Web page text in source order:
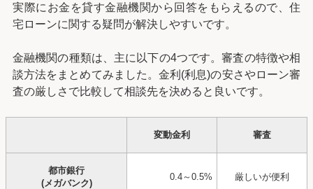
実際にお金を貸す金融機関から回答をもらえるので、住
宅ローンに関する疑問が解決しやすいです。
金融機関の種類は、主に以下の4つです。審査の特徴や相
談方法をまとめてみました。金利(利息)の安さやローン審
査の厳しさで比較して相談先を決めると良いです。
変動金利 審査
都市銀行
(メガバンク)
0.4～0.5% 厳しいが便利